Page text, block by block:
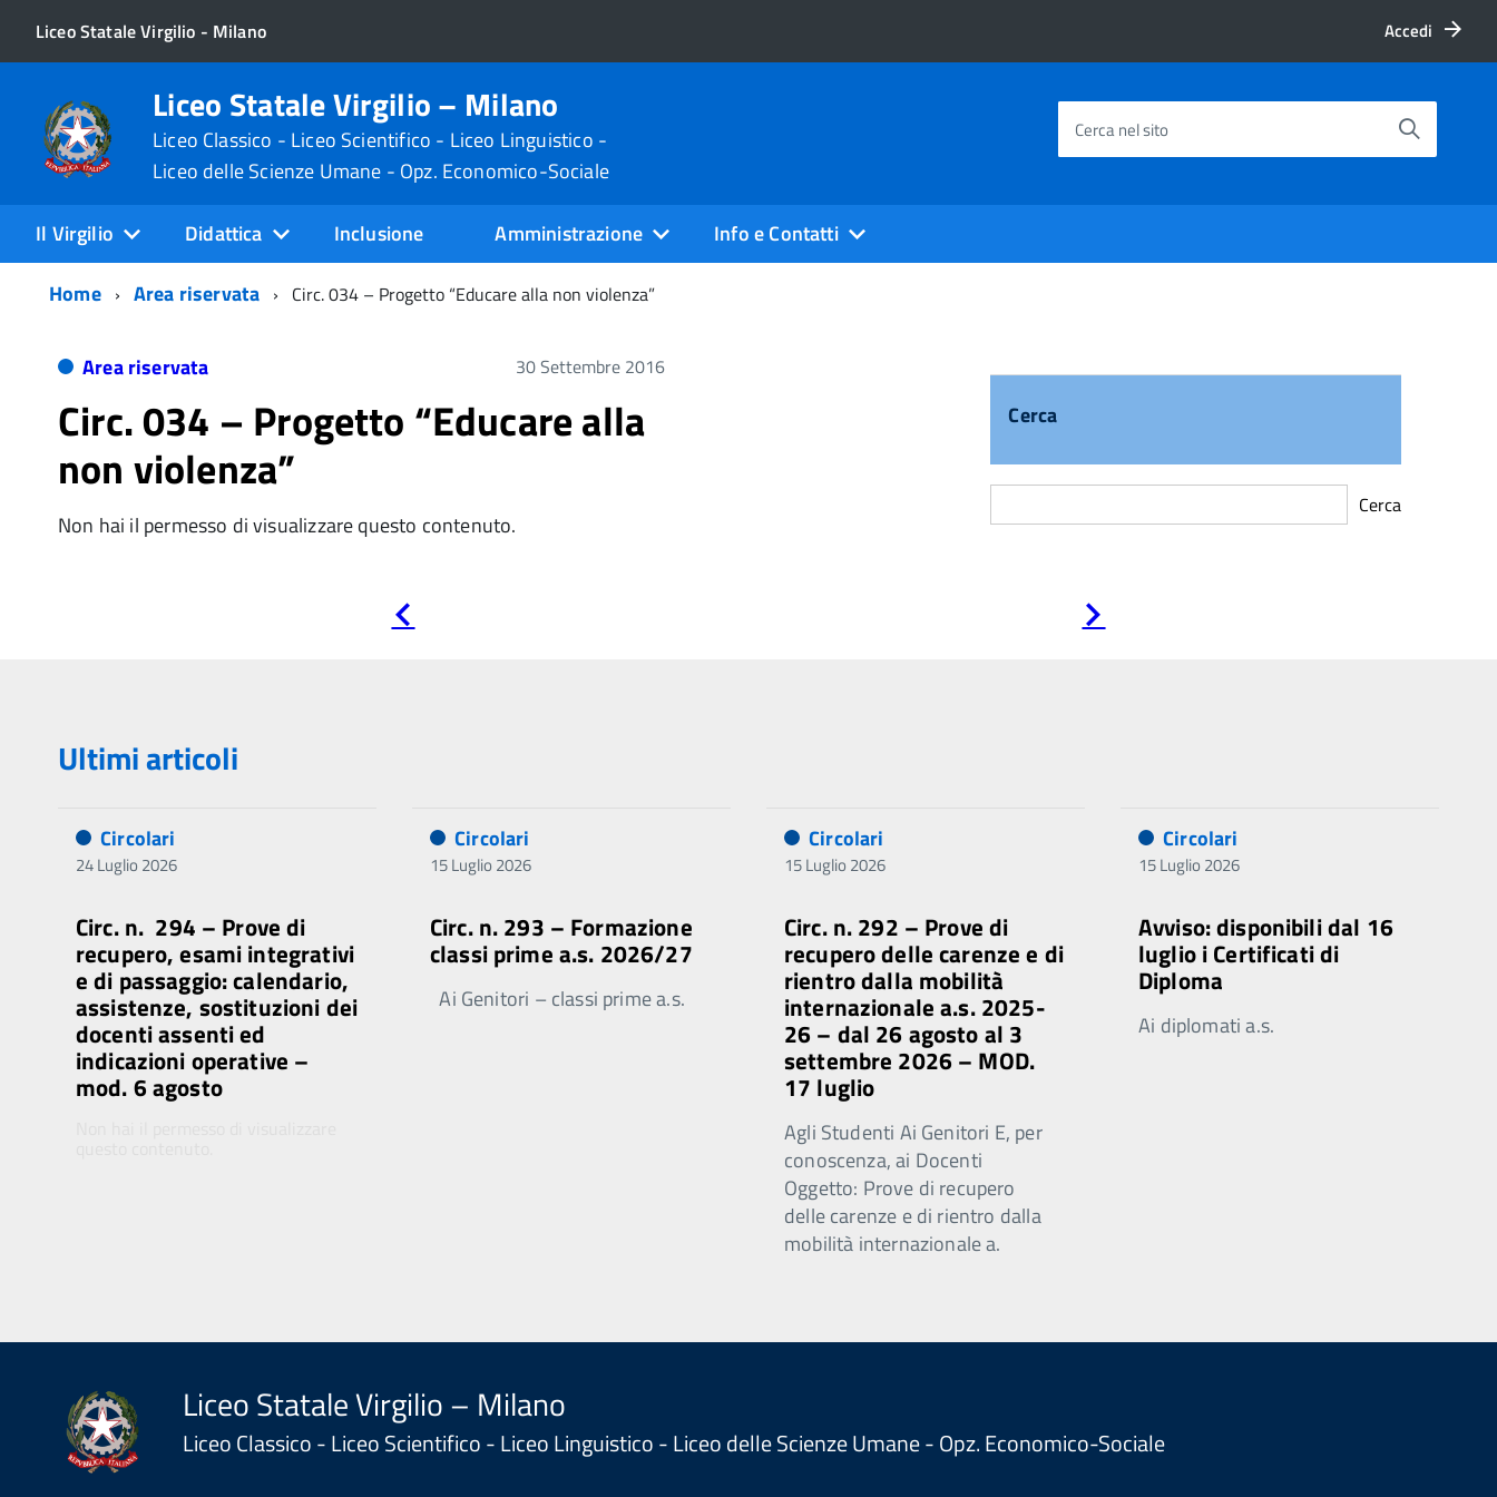
Liceo Statale Virgilio - Milano Accedi
Liceo Statale Virgilio – Milano
Liceo Classico - Liceo Scientifico - Liceo Linguistico -
Liceo delle Scienze Umane - Opz. Economico-Sociale
Cerca nel sito
Il Virgilio Didattica Inclusione Amministrazione
Info e Contatti
Home
Area riservata Circ. 034 – Progetto “Educare alla non violenza”
Area riservata 30 Settembre 2016
Circ. 034 – Progetto “Educare alla
non violenza”
Non hai il permesso di visualizzare questo contenuto.
Cerca
Cerca
precedente successiva
Ultimi articoli
Circolari
24 Luglio 2026
Circ. n. 294 – Prove di
recupero, esami integrativi
e di passaggio: calendario,
assistenze, sostituzioni dei
docenti assenti ed
indicazioni operative –
mod. 6 agosto
Circolari
15 Luglio 2026
Circ. n. 293 – Formazione
classi prime a.s. 2026/27
Ai Genitori – classi prime a.s.
Circolari
15 Luglio 2026
Circ. n. 292 – Prove di
recupero delle carenze e di
rientro dalla mobilità
internazionale a.s. 2025-
26 – dal 26 agosto al 3
settembre 2026 – MOD.
17 luglio
Agli Studenti Ai Genitori E, per
conoscenza, ai Docenti
Oggetto: Prove di recupero
delle carenze e di rientro dalla
mobilità internazionale a.
Circolari
15 Luglio 2026
Avviso: disponibili dal 16
luglio i Certificati di
Diploma
Ai diplomati a.s.
Liceo Statale Virgilio – Milano
Liceo Classico - Liceo Scientifico - Liceo Linguistico - Liceo delle Scienze Umane - Opz. Economico-Sociale